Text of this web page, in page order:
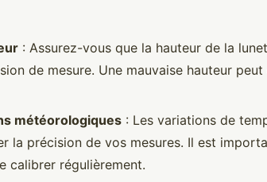
: Assurez-vous que la hauteur de la
de mesure. Une mauvaise hauteur
météorologiques : Les variations de
la précision de vos mesures. Il est
calibrer régulièrement.